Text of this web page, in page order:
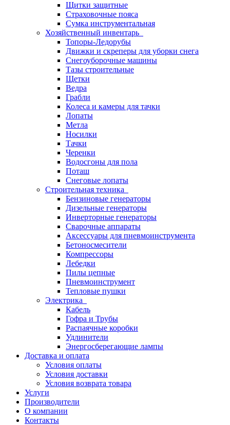
Щитки защитные
Страховочные пояса
Сумка инструментальная
Хозяйственный инвентарь
Топоры-Ледорубы
Движки и скреперы для уборки снега
Снегоуборочные машины
Тазы строительные
Щетки
Ведра
Грабли
Колеса и камеры для тачки
Лопаты
Метла
Носилки
Тачки
Черенки
Водосгоны для пола
Поташ
Снеговые лопаты
Строительная техника
Бензиновые генераторы
Дизельные генераторы
Инверторные генераторы
Сварочные аппараты
Аксессуары для пневмоинструмента
Бетоносмесители
Компрессоры
Лебедки
Пилы цепные
Пневмоинструмент
Тепловые пушки
Электрика
Кабель
Гофра и Трубы
Распаячные коробки
Удлинители
Энергосберегающие лампы
Доставка и оплата
Условия оплаты
Условия доставки
Условия возврата товара
Услуги
Производители
О компании
Контакты